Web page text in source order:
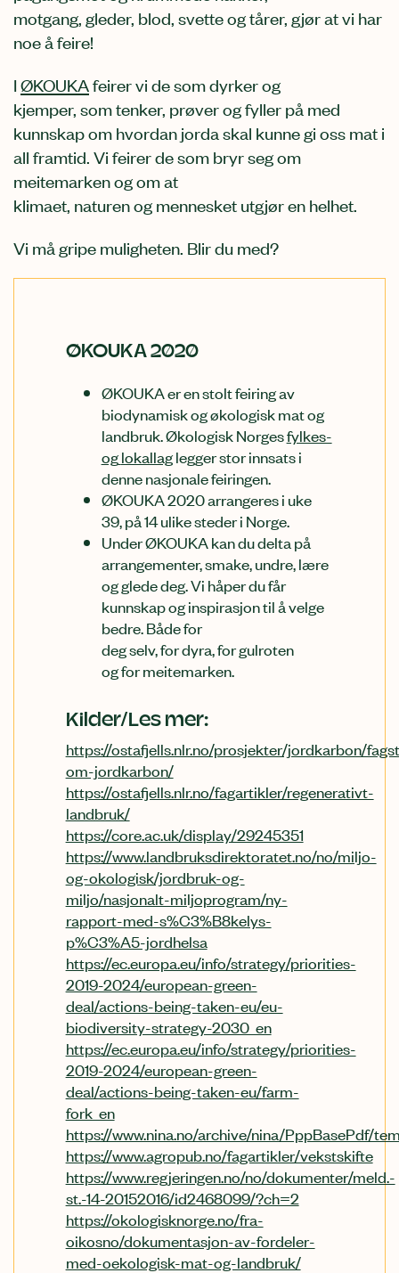
motgang, gleder, blod, svette og tårer, gjør at vi har
noe å feire!
IØKOUKAfeirervi de somdyrkerog
kjemper, somtenker, prøverogfyller på med
kunnskap om hvordan jorda skal kunne gi oss mat i
all framtid. Vi feirer desom bryr seg om
meitemarkenog om at
klimaet, naturenog mennesket utgjør en helhet.
Vi må gripe muligheten. Blir du med?
ØKOUKA 2020
ØKOUKA er en stolt feiring av
biodynamisk og økologisk mat og
landbruk.Økologisk Norgesfylkes-
oglokallaglegger stor innsats i
denne nasjonale feiringen.
ØKOUKA 2020 arrangeres i uke
39, på 14 ulike steder i Norge.
Under ØKOUKA kan du delta på
arrangementer, smake, undre, lære
og glede deg.Vi håper du får
kunnskapog inspirasjontil å velge
bedre. Bådefor
degselv,fordyra,forgulroten
ogformeitemarken.
Kilder/Les mer:
https://ostafjells.nlr.no/prosjekter/jordkarbon/
om-jordkarbon/
https://ostafjells.nlr.no/fagartikler/regenerativt-
landbruk/
https://core.ac.uk/display/29245351
https://www.landbruksdirektoratet.no/no/miljo-
og-okologisk/jordbruk-og-
miljo/nasjonalt-miljoprogram/ny-
rapport-med-s%C3%B8kelys-
p%C3%A5-jordhelsa
https://ec.europa.eu/info/strategy/priorities-
2019-2024/european-green-
deal/actions-being-taken-eu/eu-
biodiversity-strategy-2030_en
https://ec.europa.eu/info/strategy/priorities-
2019-2024/european-green-
deal/actions-being-taken-eu/farm-
fork_en
https://www.nina.no/archive/nina/PppBasePdf/
https://www.agropub.no/fagartikler/vekstskifte
https://www.regjeringen.no/no/dokumenter/meld.-
st.-14-20152016/id2468099/?ch=2
https://okologisknorge.no/fra-
oikosno/dokumentasjon-av-fordeler-
med-oekologisk-mat-og-landbruk/